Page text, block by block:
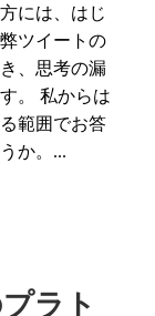
には、はじ
ツイートの
、思考の漏
。 私からは
範囲でお答
か。...
ラト